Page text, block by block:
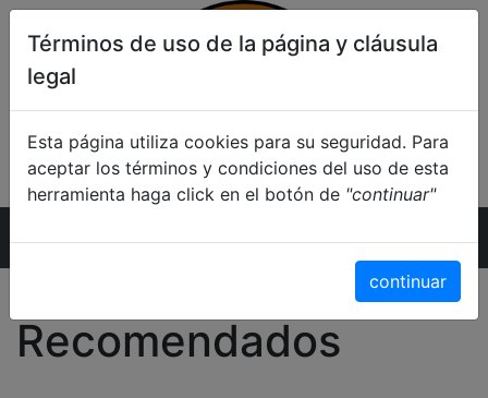
Inicio
Recomendados
Términos de uso de la página y cláusula
legal
Esta página utiliza cookies para su seguridad. Para
aceptar los términos y condiciones del uso de esta
herramienta haga click en el botón de "continuar"
continuar